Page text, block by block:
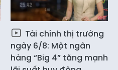
Tài chính thị trường
ngày 6/8: Một ngân
hàng “Big 4” tăng mạnh